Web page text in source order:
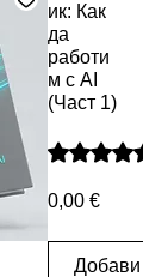
ик: Как
да
работи
м с AI
(Част 1)
Rating is
0,00 €Цена
Добави